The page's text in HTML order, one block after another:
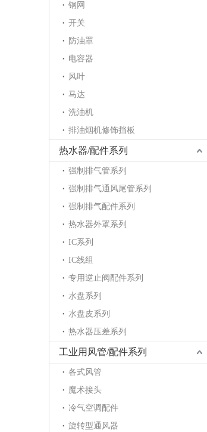
钢网
开关
防油罩
电容器
风叶
马达
洗油机
排油烟机修饰挡板
热水器/配件系列
强制排气管系列
强制排气通风尾管系列
强制排气配件系列
热水器外罩系列
IC系列
IC线组
专用逆止阀配件系列
水盘系列
水盘皮系列
热水器压差系列
工业用风管/配件系列
各式风管
魔术接头
冷气空调配件
旋转型通风器